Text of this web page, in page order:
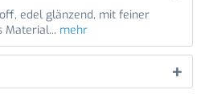
edel glänzend, mit feiner
Material... mehr